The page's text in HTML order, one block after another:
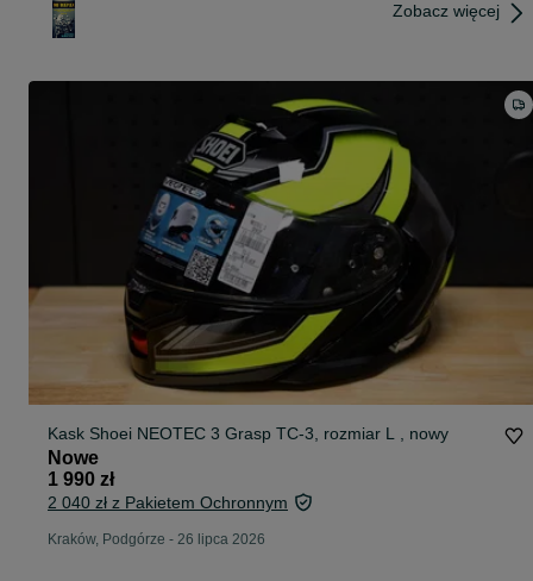
Zobacz więcej
Kask Shoei NEOTEC 3 Grasp TC-3, rozmiar L , nowy
Nowe
1 990 zł
2 040 zł z Pakietem Ochronnym
Kraków, Podgórze - 26 lipca 2026